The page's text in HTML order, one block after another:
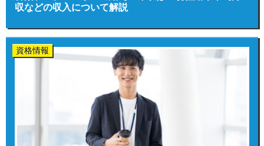
収などの収入について解説
資格情報